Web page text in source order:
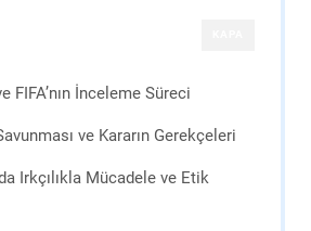
FIFA’nın İnceleme Süreci
ve Kararın Gerekçeleri
Irkçılıkla Mücadele ve Etik